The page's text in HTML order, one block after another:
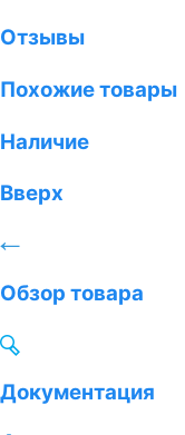
Отзывы
Похожие товары
Наличие
Вверх
Обзор товара
Документация